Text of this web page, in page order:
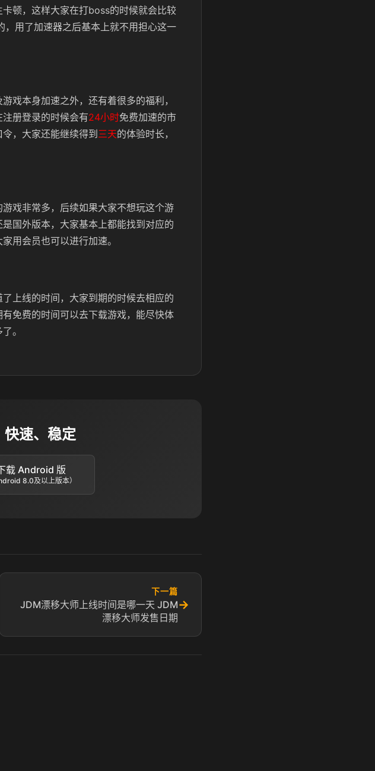
顿，这样大家在打boss的时候就会比较
用了加速器之后基本上就不用担心这一
戏本身加速之外，还有着很多的福利，
注册登录的时候会有24小时免费加速的市
令，大家还能继续得到 三天的体验时长，
戏非常多，后续如果大家不想玩这个游
国外版本，大家基本上都能找到对应的
用会员也可以进行加速。
上线的时间，大家到期的时候去相应的
免费的时间可以去下载游戏，能尽快体
。
快速、稳定
载 Android 版
8.0及以上版本）
下一篇
JDM漂移大师上线时间是哪一天 JDM
漂移大师发售日期
→